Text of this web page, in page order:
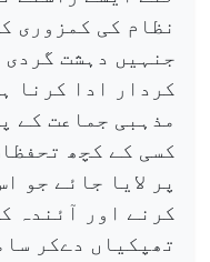
نظام کی کمزوری
جنہیں دہشت گردی
کردار ادا کرنا
مذہبی جماعت کے
کسی کے کچھ
پر لایا جائے جو
کرنے اور آئندہ
تھپکیاں دےکر